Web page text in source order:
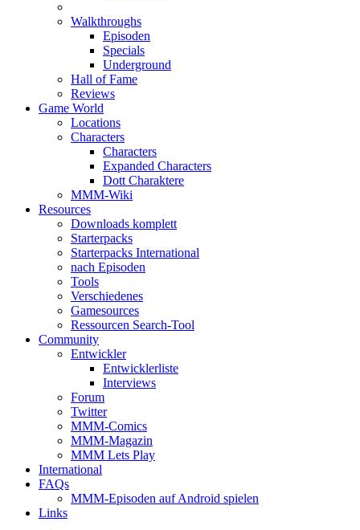
Walkthroughs
Episoden
Specials
Underground
Hall of Fame
Reviews
Game World
Locations
Characters
Characters
Expanded Characters
Dott Charaktere
MMM-Wiki
Resources
Downloads komplett
Starterpacks
Starterpacks International
nach Episoden
Tools
Verschiedenes
Gamesources
Ressourcen Search-Tool
Community
Entwickler
Entwicklerliste
Interviews
Forum
Twitter
MMM-Comics
MMM-Magazin
MMM Lets Play
International
FAQs
MMM-Episoden auf Android spielen
Links